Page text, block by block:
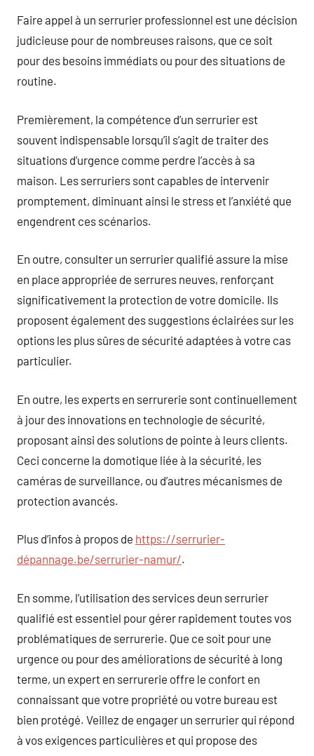
Faire appel à un serrurier professionnel est une décision
judicieuse pour de nombreuses raisons, que ce soit
pour des besoins immédiats ou pour des situations de
routine.
Premièrement, la compétence d’un serrurier est
souvent indispensable lorsqu’il s’agit de traiter des
situations d’urgence comme perdre l’accès à sa
maison. Les serruriers sont capables de intervenir
promptement, diminuant ainsi le stress et l’anxiété que
engendrent ces scénarios.
En outre, consulter un serrurier qualifié assure la mise
en place appropriée de serrures neuves, renforçant
significativement la protection de votre domicile. Ils
proposent également des suggestions éclairées sur les
options les plus sûres de sécurité adaptées à votre cas
particulier.
En outre, les experts en serrurerie sont continuellement
à jour des innovations en technologie de sécurité,
proposant ainsi des solutions de pointe à leurs clients.
Ceci concerne la domotique liée à la sécurité, les
caméras de surveillance, ou d’autres mécanismes de
protection avancés.
Plus d’infos à propos de https://serrurier-
dépannage.be/serrurier-namur/.
En somme, l’utilisation des services deun serrurier
qualifié est essentiel pour gérer rapidement toutes vos
problématiques de serrurerie. Que ce soit pour une
urgence ou pour des améliorations de sécurité à long
terme, un expert en serrurerie offre le confort en
connaissant que votre propriété ou votre bureau est
bien protégé. Veillez de engager un serrurier qui répond
à vos exigences particulières et qui propose des